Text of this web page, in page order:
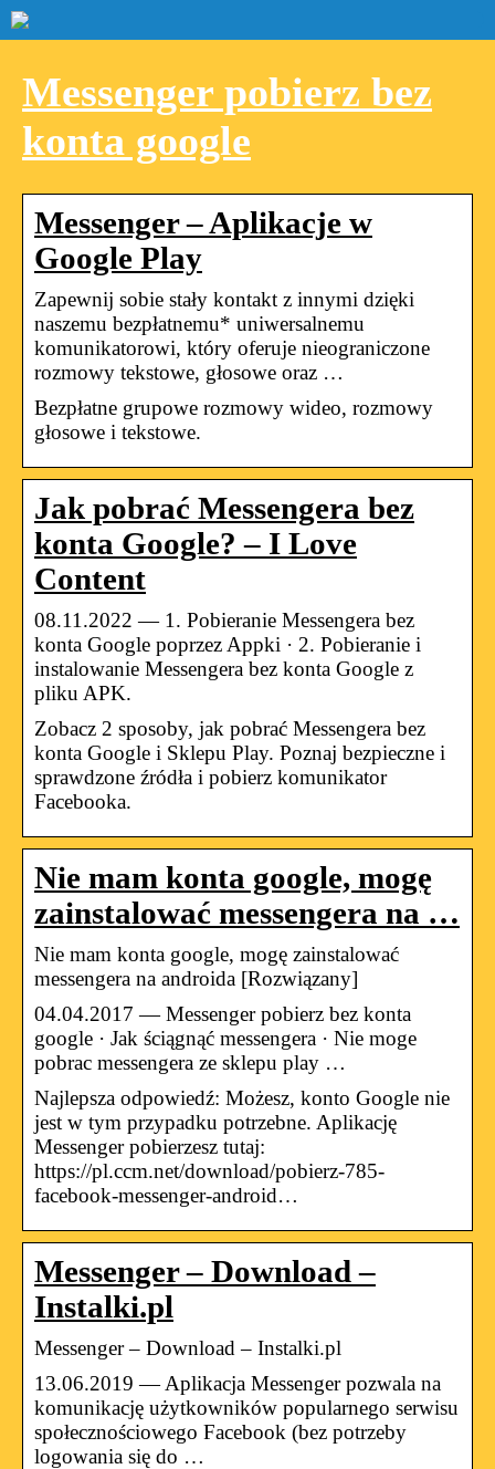
Messenger pobierz bez
konta google
Messenger – Aplikacje w
Google Play
Zapewnij sobie stały kontakt z innymi dzięki
naszemu bezpłatnemu* uniwersalnemu
komunikatorowi, który oferuje nieograniczone
rozmowy tekstowe, głosowe oraz …
Bezpłatne grupowe rozmowy wideo, rozmowy
głosowe i tekstowe.
Jak pobrać Messengera bez
konta Google? – I Love
Content
08.11.2022 — 1. Pobieranie Messengera bez
konta Google poprzez Appki · 2. Pobieranie i
instalowanie Messengera bez konta Google z
pliku APK.
Zobacz 2 sposoby, jak pobrać Messengera bez
konta Google i Sklepu Play. Poznaj bezpieczne i
sprawdzone źródła i pobierz komunikator
Facebooka.
Nie mam konta google, mogę
zainstalować messengera na …
Nie mam konta google, mogę zainstalować
messengera na androida [Rozwiązany]
04.04.2017 — Messenger pobierz bez konta
google · Jak ściągnąć messengera · Nie moge
pobrac messengera ze sklepu play …
Najlepsza odpowiedź: Możesz, konto Google nie
jest w tym przypadku potrzebne. Aplikację
Messenger pobierzesz tutaj:
https://pl.ccm.net/download/pobierz-785-
facebook-messenger-android…
Messenger – Download –
Instalki.pl
Messenger – Download – Instalki.pl
13.06.2019 — Aplikacja Messenger pozwala na
komunikację użytkowników popularnego serwisu
społecznościowego Facebook (bez potrzeby
logowania się do …